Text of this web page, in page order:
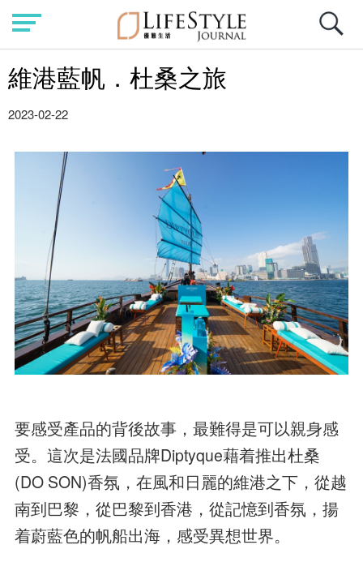
維港藍帆．杜桑之旅
2023-02-22
要感受產品的背後故事，最難得是可以親身感
受。這次是法國品牌Diptyque藉着推出杜桑
(DO SON)香氛，在風和日麗的維港之下，從越
南到巴黎，從巴黎到香港，從記憶到香氛，揚
着蔚藍色的帆船出海，感受異想世界。